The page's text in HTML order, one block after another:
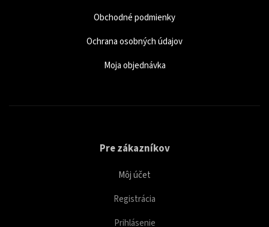
Obchodné podmienky
Ochrana osobných údajov
Moja objednávka
Pre zákazníkov
Môj účet
Registrácia
Prihlásenie